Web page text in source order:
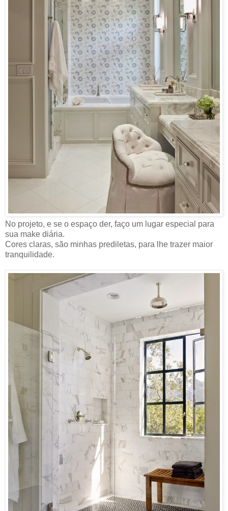
No projeto, e se o espaço der, faço um lugar especial para
sua make diária.
Cores claras, são minhas prediletas, para lhe trazer maior
tranquilidade.